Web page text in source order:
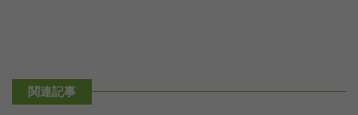
関連記事